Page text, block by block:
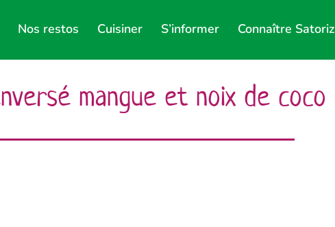
Nos restos Cuisiner S’informer Connaître Satoriz
mangue et noix de coco